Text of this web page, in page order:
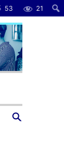
53 21